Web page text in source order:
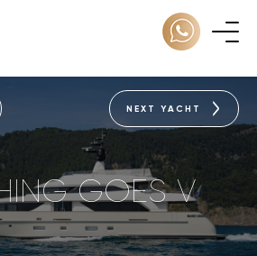
NEXT YACHT
GOES V